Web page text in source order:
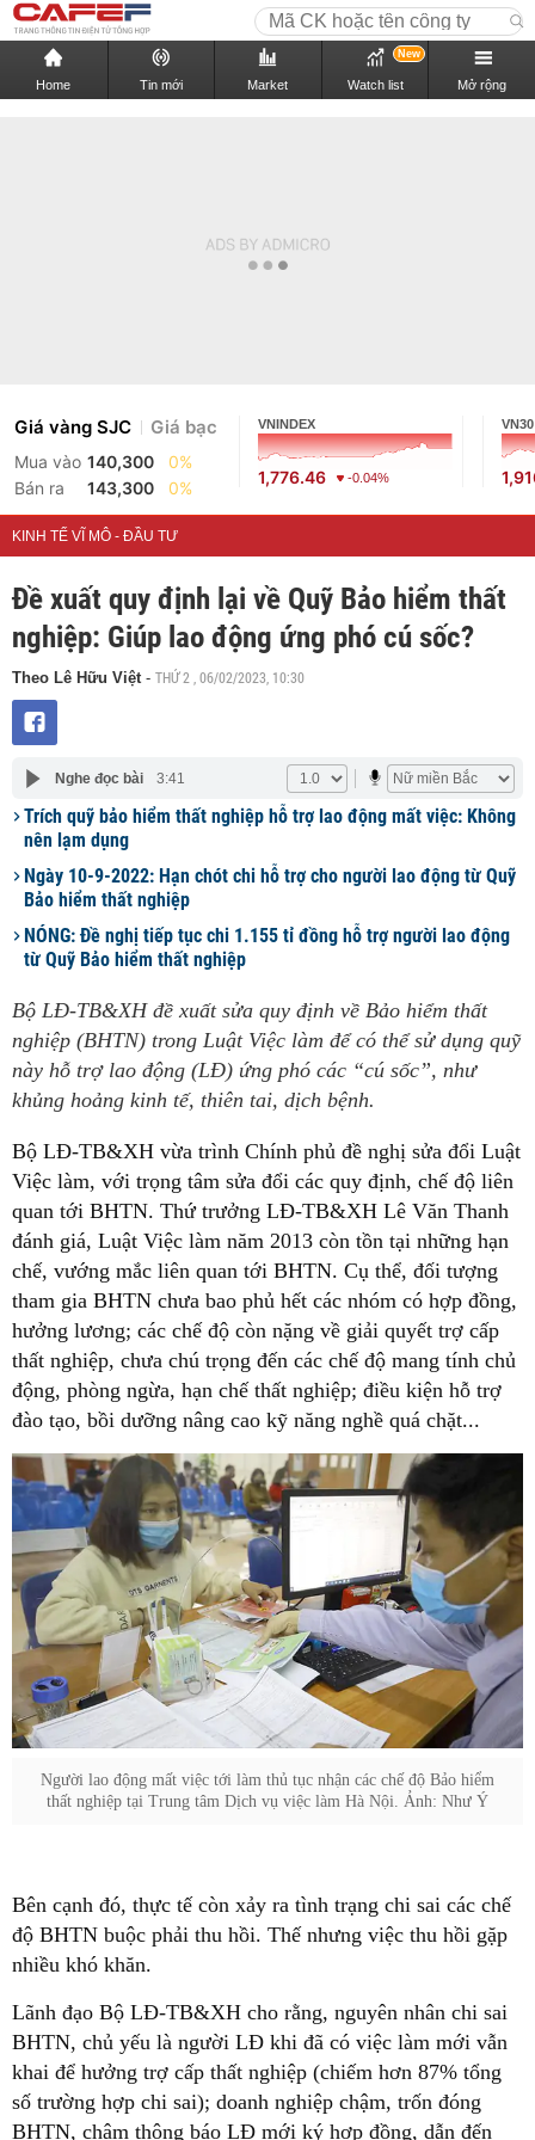
Home Tin mới Market Watch list
New
Mở rộng
Giá vàng SJC Giá bạc
Mua vào 140,300
0%
Bán ra
143,300 0%
VNINDEX
1,776.46 -0.04%
VN30
KINH TẾ VĨ MÔ - ĐẦU TƯ
Đề xuất quy định lại về Quỹ Bảo hiểm thất
nghiệp: Giúp lao động ứng phó cú sốc?
Theo Lê Hữu Việt- THỨ 2 , 06/02/2023, 10:30
Nghe đọc bài 3:41
Trích quỹ bảo hiểm thất nghiệp hỗ trợ lao động mất việc: Không
nên lạm dụng
Ngày 10-9-2022: Hạn chót chi hỗ trợ cho người lao động từ Quỹ
Bảo hiểm thất nghiệp
NÓNG: Đề nghị tiếp tục chi 1.155 tỉ đồng hỗ trợ người lao động
từ Quỹ Bảo hiểm thất nghiệp
Bộ LĐ-TB&XH đề xuất sửa quy định về Bảo hiểm thất
nghiệp (BHTN) trong Luật Việc làm để có thể sử dụng quỹ
này hỗ trợ lao động (LĐ) ứng phó các “cú sốc”, như
khủng hoảng kinh tế, thiên tai, dịch bệnh.
Bộ LĐ-TB&XH vừa trình Chính phủ đề nghị sửa đổi Luật
Việc làm, với trọng tâm sửa đổi các quy định, chế độ liên
quan tới BHTN. Thứ trưởng LĐ-TB&XH Lê Văn Thanh
đánh giá, Luật Việc làm năm 2013 còn tồn tại những hạn
chế, vướng mắc liên quan tới BHTN. Cụ thể, đối tượng
tham gia BHTN chưa bao phủ hết các nhóm có hợp đồng,
hưởng lương; các chế độ còn nặng về giải quyết trợ cấp
thất nghiệp, chưa chú trọng đến các chế độ mang tính chủ
động, phòng ngừa, hạn chế thất nghiệp; điều kiện hỗ trợ
đào tạo, bồi dưỡng nâng cao kỹ năng nghề quá chặt...
Người lao động mất việc tới làm thủ tục nhận các chế độ Bảo hiểm
thất nghiệp tại Trung tâm Dịch vụ việc làm Hà Nội. Ảnh: Như Ý
Bên cạnh đó, thực tế còn xảy ra tình trạng chi sai các chế
độ BHTN buộc phải thu hồi. Thế nhưng việc thu hồi gặp
nhiều khó khăn.
Lãnh đạo Bộ LĐ-TB&XH cho rằng, nguyên nhân chi sai
BHTN, chủ yếu là người LĐ khi đã có việc làm mới vẫn
khai để hưởng trợ cấp thất nghiệp (chiếm hơn 87% tổng
số trường hợp chi sai); doanh nghiệp chậm, trốn đóng
BHTN, chậm thông báo LĐ mới ký hợp đồng, dẫn đến